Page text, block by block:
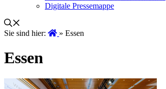
Digitale Pressemappe
Sie sind hier: » Essen
Essen